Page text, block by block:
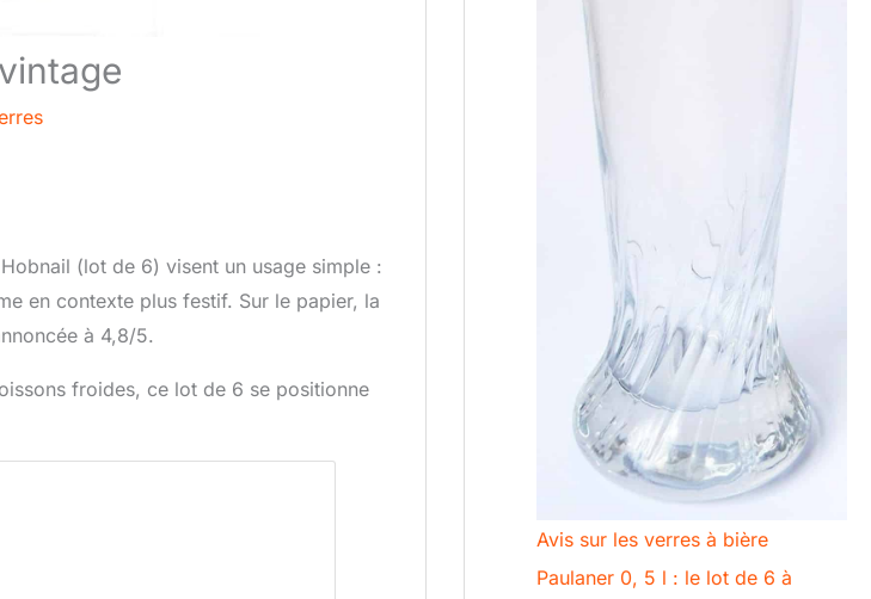
(lot de 6) visent un usage simple :
en contexte plus festif. Sur le papier, la
à 4,8/5.
froides, ce lot de 6 se positionne
Avis sur les verres à bière
Paulaner 0, 5 l : le lot de 6 à